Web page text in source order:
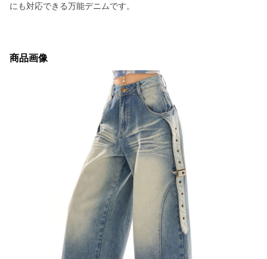
にも対応できる万能デニムです。
商品画像